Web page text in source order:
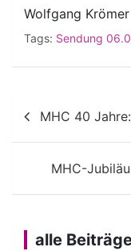
Wolfgang Krömer
Tags: Sendung
MHC 40
MHC-
alle